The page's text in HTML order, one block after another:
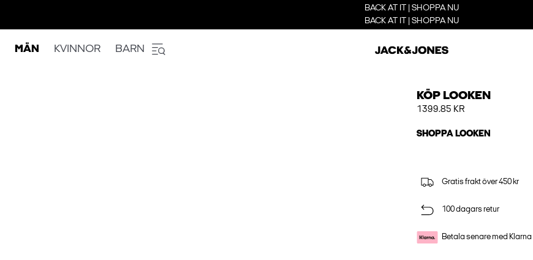
BACK AT IT | SHOPPA NU
BACK AT IT | SHOPPA NU
MÄN KVINNOR BARN
KÖP LOOKEN
1399.85 KR
SHOPPA LOOKEN
Gratis frakt över 450 kr
100 dagars retur
Betala senare med Klarna